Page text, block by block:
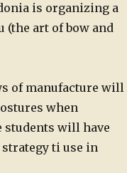
is organizing a
(the art of bow and
of manufacture will
when
students will have
ti use in